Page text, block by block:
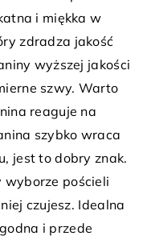
i miękka w
zdradza jakość
wyższej jakości
szwy. Warto
reaguje na
szybko wraca
jest to dobry znak.
wyborze pościeli
czujesz. Idealna
i przede